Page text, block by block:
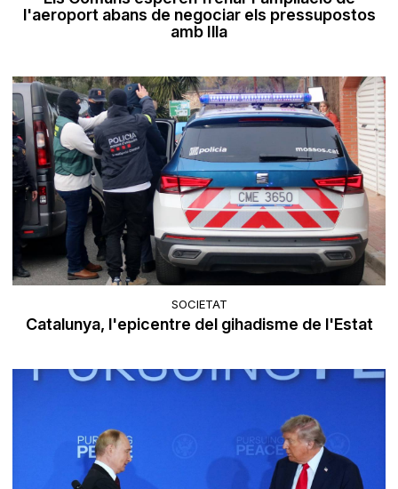
l'aeroport abans de negociar els pressupostos
amb Illa
SOCIETAT
Catalunya, l'epicentre del gihadisme de l'Estat